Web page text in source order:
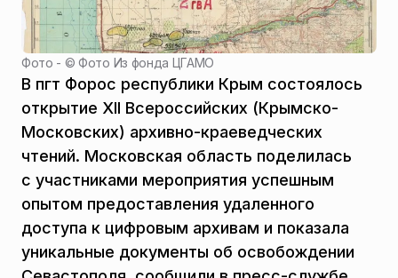
Фото - ©Фото Из фонда ЦГАМО
В пгт Форос республики Крым состоялось
открытие XII Всероссийских (Крымско-
Московских) архивно-краеведческих
чтений. Московская область поделилась
с участниками мероприятия успешным
опытом предоставления удаленного
доступа к цифровым архивам и показала
уникальные документы об освобождении